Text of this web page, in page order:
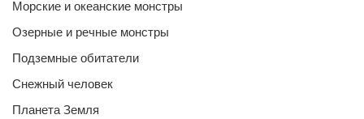
Морские и океанские монстры
Озерные и речные монстры
Подземные обитатели
Снежный человек
Планета Земля